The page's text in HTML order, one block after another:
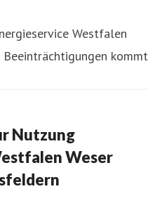
Westfalen
Nutzung
Weser